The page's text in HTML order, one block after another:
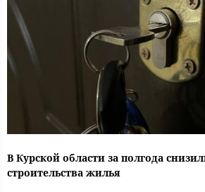
В Курской области за полгода
строительства жилья